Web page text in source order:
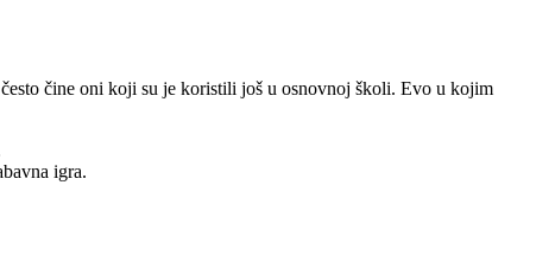
čine oni koji su je koristili još u osnovnoj školi. Evo u kojim
igra.